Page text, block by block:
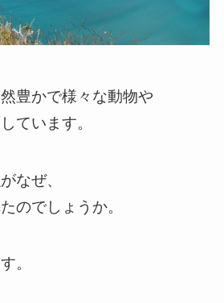
豊かで様々な動物や
ています。
がなぜ、
のでしょうか。
。